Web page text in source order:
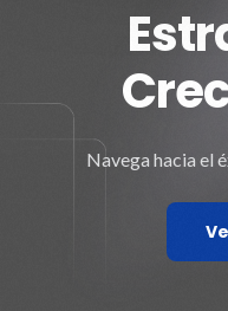
Navega hacia el